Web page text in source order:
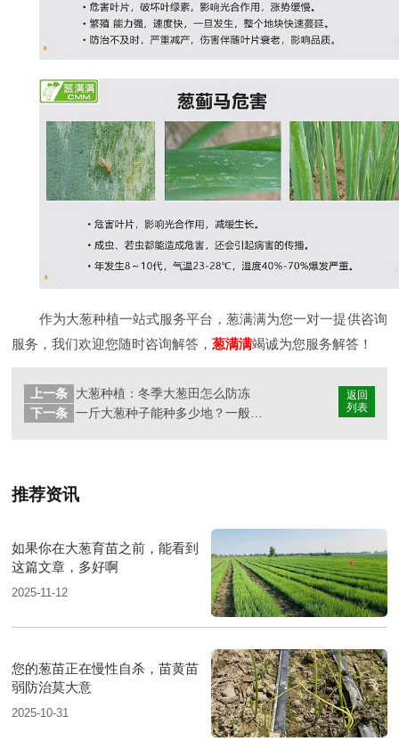
作为大葱种植一站式服务平台，葱满满为您一对一提供咨询
服务，我们欢迎您随时咨询解答，葱满满竭诚为您服务解答！
返回
列表
上一条
大葱种植：冬季大葱田怎么防冻
下一条
推荐资讯
如果你在大葱育苗之前，能看到
这篇文章，多好啊
2025-11-12
您的葱苗正在慢性自杀，苗黄苗
弱防治莫大意
2025-10-31